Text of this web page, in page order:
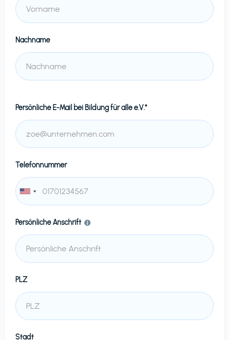
Nachname
Persönliche E-Mail bei Bildung für alle e.V.*
Telefonnummer
Persönliche Anschrift
PLZ
Stadt